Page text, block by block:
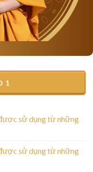
1
sử dụng từ những
sử dụng từ những